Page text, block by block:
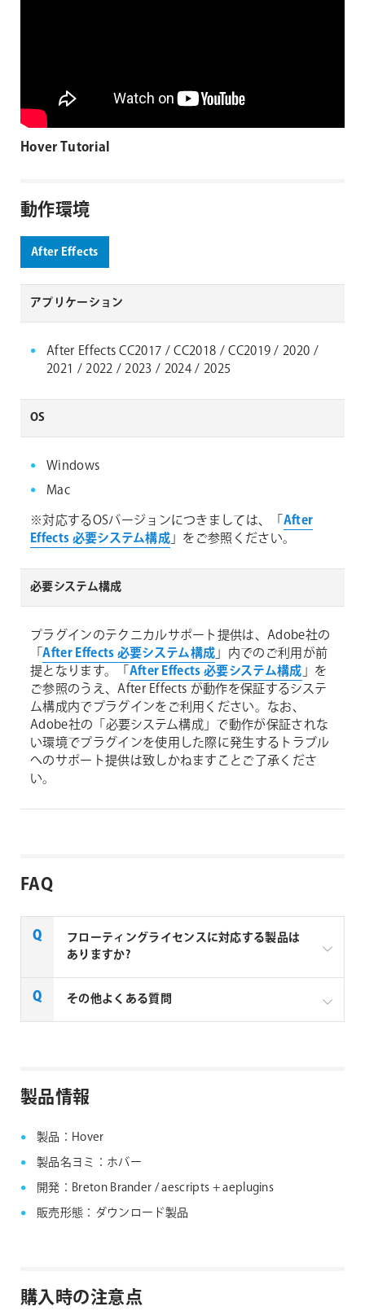
Hover Tutorial
動作環境
After Effects
アプリケーション
After Effects CC2017 / CC2018 / CC2019 / 2020 /
2021 / 2022 / 2023 / 2024 / 2025
OS
Windows
Mac
※対応するOSバージョンにつきましては、「 After
Effects 必要システム構成」をご参照ください。
必要システム構成
プラグインのテクニカルサポート提供は、Adobe社の
「After Effects 必要システム構成」内でのご利用が前
提となります。「 After Effects 必要システム構成 」を
ご参照のうえ、After Effects が動作を保証するシステ
ム構成内でプラグインをご利用ください。なお、
Adobe社の「必要システム構成」で動作が保証されな
い環境でプラグインを使用した際に発生するトラブル
へのサポート提供は致しかねますことご了承くださ
い。
FAQ
フローティングライセンスに対応する製品は
ありますか?
一部製品でフローティングライセンスの取扱いがあり
aescripts + aeplugins社 フローティングライセン
その他よくある質問
製品情報
製品：Hover
製品名ヨミ：ホバー
開発：Breton Brander / aescripts + aeplugins
販売形態：ダウンロード製品
購入時の注意点